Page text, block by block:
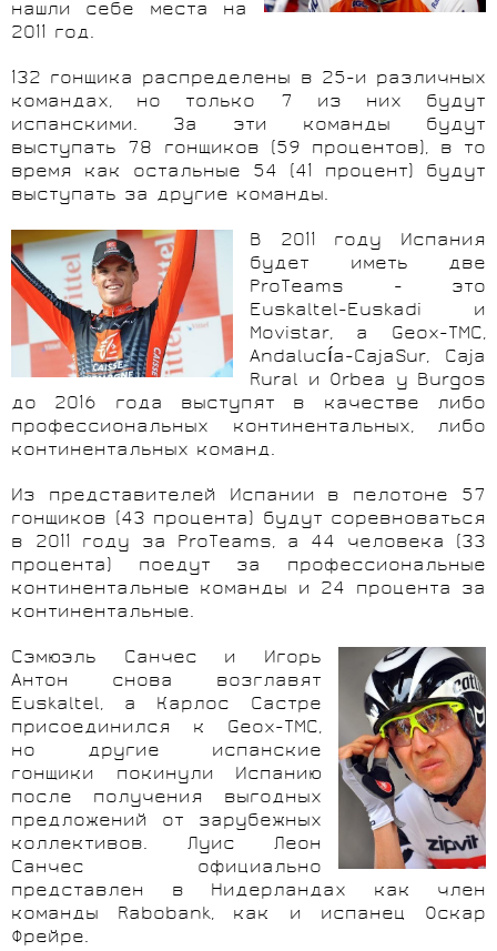
нашли себе места на
2011 год.
132 гонщика распределены в 25-и различных
командах, но только 7 из них будут
испанскими. За эти команды будут
выступать 78 гонщиков (59 процентов), в то
время как остальные 54 (41 процент) будут
выступать за другие команды.
В 2011 году Испания
будет иметь две
ProTeams - это
Euskaltel-Euskadi и
Movistar, а Geox-TMC,
Andalucía-CajaSur, Caja
Rural и Orbea y Burgos
до 2016 года выступят в качестве либо
профессиональных континентальных, либо
континентальных команд.
Из представителей Испании в пелотоне 57
гонщиков (43 процента) будут соревноваться
в 2011 году за ProTeams, а 44 человека (33
процента) поедут за профессиональные
континентальные команды и 24 процента за
континентальные.
Сэмюэль Санчес и Игорь
Антон снова возглавят
Euskaltel, а Карлос Састре
присоединился к Geox-TMC,
но другие испанские
гонщики покинули Испанию
после получения выгодных
предложений от зарубежных
коллективов. Луис Леон
Санчес официально
представлен в Нидерландах как член
команды Rabobank, как и испанец Оскар
Фрейре.